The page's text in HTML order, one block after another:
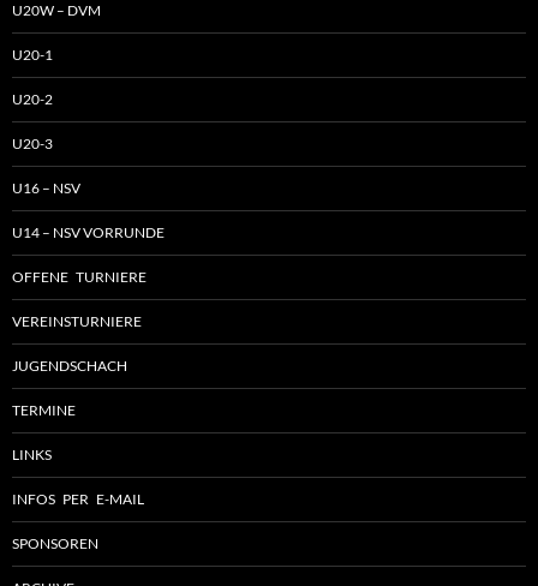
U20W – DVM
U20-1
U20-2
U20-3
U16 – NSV
U14 – NSV VORRUNDE
OFFENE TURNIERE
VEREINSTURNIERE
JUGENDSCHACH
TERMINE
LINKS
INFOS PER E-MAIL
SPONSOREN